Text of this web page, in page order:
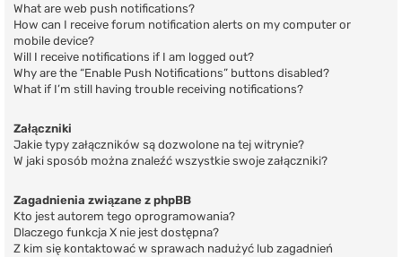
What are web push notifications?
How can I receive forum notification alerts on my computer or
mobile device?
Will I receive notifications if I am logged out?
Why are the “Enable Push Notifications” buttons disabled?
What if I’m still having trouble receiving notifications?
Załączniki
Jakie typy załączników są dozwolone na tej witrynie?
W jaki sposób można znaleźć wszystkie swoje załączniki?
Zagadnienia związane z phpBB
Kto jest autorem tego oprogramowania?
Dlaczego funkcja X nie jest dostępna?
Z kim się kontaktować w sprawach nadużyć lub zagadnień